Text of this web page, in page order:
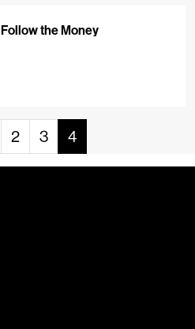
Follow the Money
2 3 4